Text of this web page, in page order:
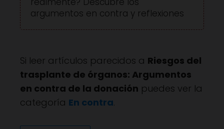
argumentos en contra y reflexiones
Si leer artículos parecidos a Riesgos del
trasplante de órganos: Argumentos
en contra de la donación puedes ver la
categoría En contra.